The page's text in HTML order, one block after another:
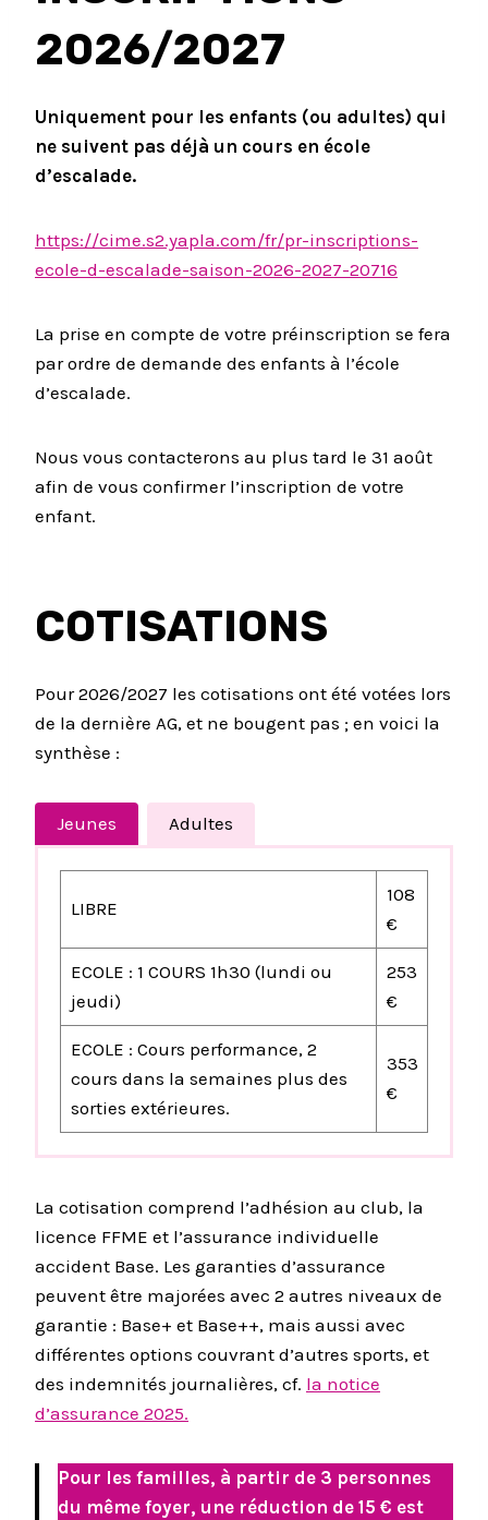
2026/2027
Uniquement pour les enfants (ou adultes) qui
ne suivent pas déjà un cours en école
d’escalade.
https://cime.s2.yapla.com/fr/pr-inscriptions-
ecole-d-escalade-saison-2026-2027-20716
La prise en compte de votre préinscription se fera
par ordre de demande des enfants à l’école
d’escalade.
Nous vous contacterons au plus tard le 31 août
afin de vous confirmer l’inscription de votre
enfant.
COTISATIONS
Pour 2026/2027 les cotisations ont été votées lors
de la dernière AG, et ne bougent pas ; en voici la
synthèse :
Jeunes Adultes
LIBRE
108
€
ECOLE : 1 COURS 1h30 (lundi ou
jeudi)
253
€
ECOLE : Cours performance, 2
cours dans la semaines plus des
sorties extérieures.
353
€
La cotisation comprend l’adhésion au club, la
licence FFME et l’assurance individuelle
accident Base. Les garanties d’assurance
peuvent être majorées avec 2 autres niveaux de
garantie : Base+ et Base++, mais aussi avec
différentes options couvrant d’autres sports, et
des indemnités journalières, cf. la notice
d’assurance 2025.
Pour les familles, à partir de 3 personnes
du même foyer, une réduction de 15 € est